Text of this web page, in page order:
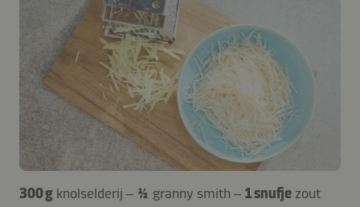
300 g knolselderij – ½ granny smith – 1 snufje zout